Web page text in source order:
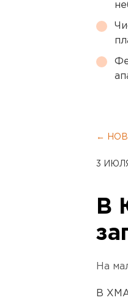
←
3
В
На
В